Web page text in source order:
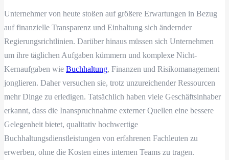
Unternehmer von heute stoßen auf größere Erwartungen in Bezug
auf finanzielle Transparenz und Einhaltung sich ändernder
Regierungsrichtlinien. Darüber hinaus müssen sich Unternehmen
um ihre täglichen Aufgaben kümmern und komplexe Nicht-
Kernaufgaben wie Buchhaltung, Finanzen und Risikomanagement
jonglieren. Daher versuchen sie, trotz unzureichender Ressourcen
mehr Dinge zu erledigen. Tatsächlich haben viele Geschäftsinhaber
erkannt, dass die Inanspruchnahme externer Quellen eine bessere
Gelegenheit bietet, qualitativ hochwertige
Buchhaltungsdienstleistungen von erfahrenen Fachleuten zu
erwerben, ohne die Kosten eines internen Teams zu tragen.